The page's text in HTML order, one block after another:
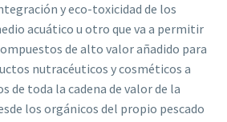
y eco-toxicidad de los
acuático u otro que va a permitir
de alto valor añadido para
nutracéuticos y cosméticos a
de toda la cadena de valor de la
los orgánicos del propio pescado